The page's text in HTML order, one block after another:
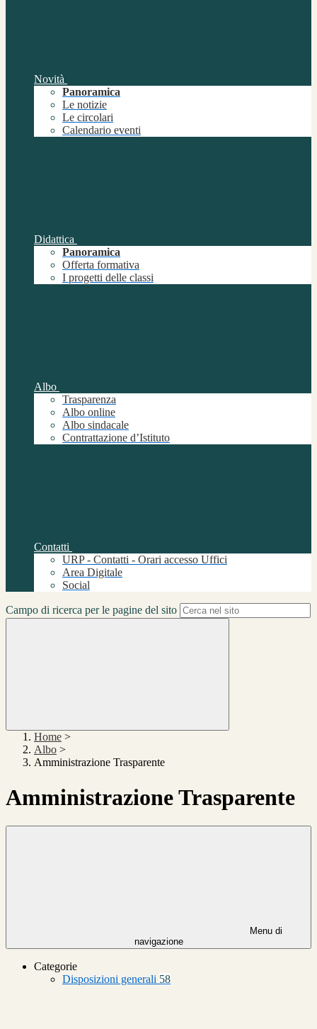
Novità
Panoramica
Le notizie
Le circolari
Calendario eventi
Didattica
Panoramica
Offerta formativa
I progetti delle classi
Albo
Trasparenza
Albo online
Albo sindacale
Contrattazione d’Istituto
Contatti
URP - Contatti - Orari accesso Uffici
Area Digitale
Social
Campo di ricerca per le pagine del sito
Home >
Albo >
Amministrazione Trasparente
Amministrazione Trasparente
Menu di
navigazione
Categorie
Disposizioni generali 58